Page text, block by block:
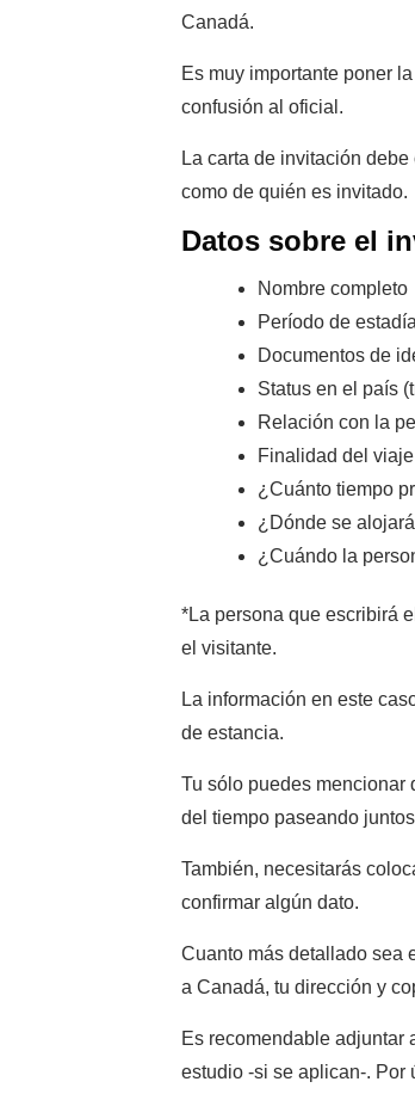
Canadá.
Es muy importante poner
confusión al oficial.
La carta de invitación
como de quién es invitado.
Datos sobre el
Nombre completo
Período de estadía
Documentos de
Status en el país
Relación con la
Finalidad del viaje
¿Cuánto tiempo
¿Dónde se
¿Cuándo la
*La persona que escribirá
el visitante.
La información en este
de estancia.
Tu sólo puedes mencionar
del tiempo paseando
También, necesitarás
confirmar algún dato.
Cuanto más detallado sea
a Canadá, tu dirección y
Es recomendable adjuntar
estudio -si se aplican-. Por